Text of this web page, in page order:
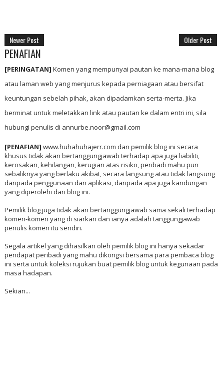
Newer Post Older Post
PENAFIAN
[PERINGATAN] Komen yang mempunyai pautan ke mana-mana blog
atau laman web yang menjurus kepada perniagaan atau bersifat
keuntungan sebelah pihak, akan dipadamkan serta-merta. Jika
berminat untuk meletakkan link atau pautan ke dalam entri ini, sila
hubungi penulis di annurbe.noor@gmail.com
[PENAFIAN] www.huhahuhajerr.com dan pemilik blog ini secara
khusus tidak akan bertanggungjawab terhadap apa juga liabiliti,
kerosakan, kehilangan, kerugian atas risiko, peribadi mahu pun
sebaliknya yang berlaku akibat, secara langsung atau tidak langsung
daripada penggunaan dan aplikasi, daripada apa juga kandungan
yang diperolehi dari blog ini.
Pemilik blog juga tidak akan bertanggungjawab sama sekali terhadap
komen-komen yang di siarkan dan ianya adalah tanggungjawab
penulis komen itu sendiri.
Segala artikel yang dihasilkan oleh pemilik blog ini hanya sekadar
pendapat peribadi yang mahu dikongsi bersama para pembaca blog
ini serta untuk koleksi rujukan buat pemilik blog untuk kegunaan pada
masa hadapan.
Sekian...